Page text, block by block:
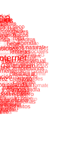
y recetas